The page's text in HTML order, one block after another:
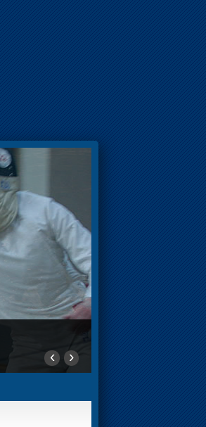
‹ ›